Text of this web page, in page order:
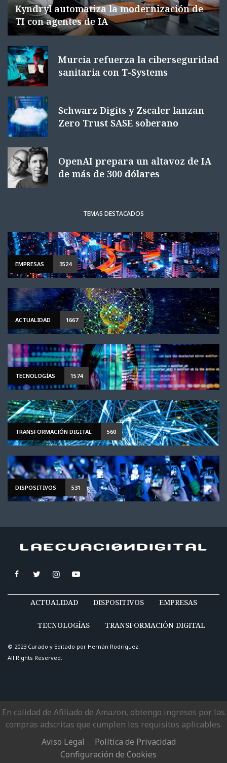
Kyndryl automatiza la modernización de
TI con agentes de IA
Murcia refuerza la ciberseguridad
sanitaria con T-Systems
Schwarz Digits y Zscaler lanzan
Zero Trust SASE soberano
OpenAI prepara un altavoz de IA
de más de 300 dólares
TEMAS DESTACADOS
EMPRESAS 3524
ACTUALIDAD 1667
TECNOLOGÍAS 1574
TRANSFORMACIÓN DIGITAL 560
DISPOSITIVOS 531
ACTUALIDAD DISPOSITIVOS EMPRESAS
TECNOLOGÍAS TRANSFORMACIÓN DIGITAL
© 2023 Curado y Editado por Hernán Rodríguez.
All Rights Reserved.
En calidad de Afiliado de Amazon, obtengo ingresos por las
compras adscritas que cumplen los requisitos aplicables.
Aviso Legal
Política de Privacidad
Configuración de Cookies